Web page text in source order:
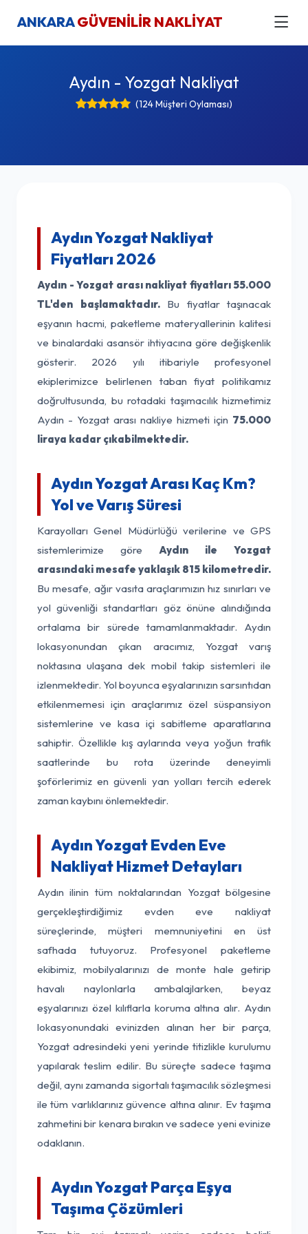
ANKARAGÜVENİLİR NAKLİYAT
Aydın - Yozgat Nakliyat
(124 Müşteri Oylaması)
Aydın Yozgat Nakliyat
Fiyatları 2026
Aydın - Yozgat arası nakliyat fiyatları55.000
TL'den başlamaktadır.Bu fiyatlar taşınacak
eşyanın hacmi, paketleme materyallerinin kalitesi
ve binalardaki asansör ihtiyacına göre değişkenlik
gösterir. 2026 yılı itibariyle profesyonel
ekiplerimizce belirlenen taban fiyat politikamız
doğrultusunda, bu rotadaki taşımacılık hizmetimiz
Aydın - Yozgat arası nakliye hizmeti için 75.000
liraya kadar çıkabilmektedir.
Aydın Yozgat Arası Kaç Km?
Yol ve Varış Süresi
Karayolları Genel Müdürlüğü verilerine ve GPS
sistemlerimize göre Aydın ile Yozgat
arasındaki mesafe yaklaşık 815 kilometredir.
Bu mesafe, ağır vasıta araçlarımızın hız sınırları ve
yol güvenliği standartları göz önüne alındığında
ortalama bir sürede tamamlanmaktadır. Aydın
lokasyonundan çıkan aracımız, Yozgat varış
noktasına ulaşana dek mobil takip sistemleri ile
izlenmektedir. Yol boyunca eşyalarınızın sarsıntıdan
etkilenmemesi için araçlarımız özel süspansiyon
sistemlerine ve kasa içi sabitleme aparatlarına
sahiptir. Özellikle kış aylarında veya yoğun trafik
saatlerinde bu rota üzerinde deneyimli
şoförlerimiz en güvenli yan yolları tercih ederek
zaman kaybını önlemektedir.
Aydın Yozgat Evden Eve
Nakliyat Hizmet Detayları
Aydın ilinin tüm noktalarından Yozgat bölgesine
gerçekleştirdiğimiz evden eve nakliyat
süreçlerinde, müşteri memnuniyetini en üst
safhada tutuyoruz. Profesyonel paketleme
ekibimiz, mobilyalarınızı de monte hale getirip
havalı naylonlarla ambalajlarken, beyaz
eşyalarınızı özel kılıflarla koruma altına alır. Aydın
lokasyonundaki evinizden alınan her bir parça,
Yozgat adresindeki yeni yerinde titizlikle kurulumu
yapılarak teslim edilir. Bu süreçte sadece taşıma
değil, aynı zamanda sigortalı taşımacılık sözleşmesi
ile tüm varlıklarınız güvence altına alınır. Ev taşıma
zahmetini bir kenara bırakın ve sadece yeni evinize
odaklanın.
Aydın Yozgat Parça Eşya
Taşıma Çözümleri